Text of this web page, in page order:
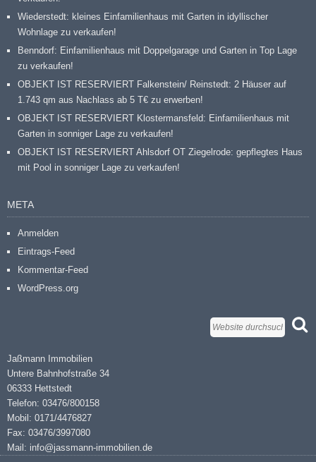
Wiederstedt: kleines Einfamilienhaus mit Garten in idyllischer
Wohnlage zu verkaufen!
Benndorf: Einfamilienhaus mit Doppelgarage und Garten in Top Lage
zu verkaufen!
OBJEKT IST RESERVIERT Falkenstein/ Reinstedt: 2 Häuser auf
1.743 qm aus Nachlass ab 5 T€ zu erwerben!
OBJEKT IST RESERVIERT Klostermansfeld: Einfamilienhaus mit
Garten in sonniger Lage zu verkaufen!
OBJEKT IST RESERVIERT Ahlsdorf OT Ziegelrode: gepflegtes Haus
mit Pool in sonniger Lage zu verkaufen!
META
Anmelden
Eintrags-Feed
Kommentar-Feed
WordPress.org
Jaßmann Immobilien
Untere Bahnhofstraße 34
06333 Hettstedt
Telefon: 03476/800158
Mobil: 0171/4476827
Fax: 03476/3997080
Mail: info@jassmann-immobilien.de